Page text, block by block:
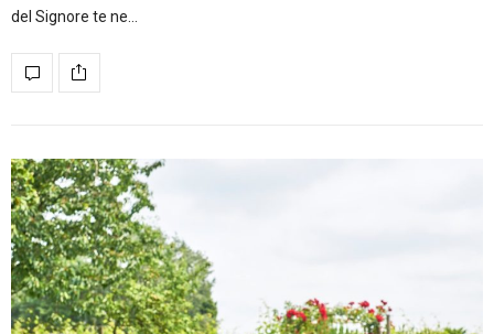
del Signore te ne…